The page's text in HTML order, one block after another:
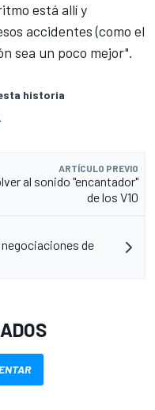
está allí y
accidentes (como el
sea un poco mejor".
historia
ARTÍCULO PREVIO
al sonido "encantador"
de los V10
de